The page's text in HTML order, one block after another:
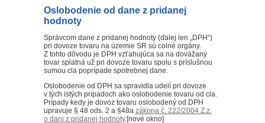
Oslobodenie od dane z pridanej
hodnoty
Správcom dane z pridanej hodnoty (ďalej len „DPH“)
pri dovoze tovaru na územie SR sú colné orgány.
Z tohto dôvodu je DPH vzťahujúca sa na dovážaný
tovar splatná už pri dovoze tovaru spolu s príslušnou
sumou cla poprípade spotrebnej dane.
Oslobodenie od DPH sa spravidla udelí pri dovoze
v tých istých prípadoch ako oslobodenie tovaru od cla.
Prípady kedy je dovoz tovaru oslobodený od DPH
upravuje § 48 ods. 2 a §48a zákona č. 222/2004 Z.z.
o dani z pridanej hodnoty.[nové okno]